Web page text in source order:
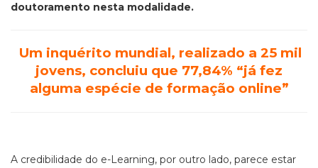
doutoramento nesta modalidade.
Um inquérito mundial, realizado a 25 mil
jovens, concluiu que 77,84% “já fez
alguma espécie de formação online”
A credibilidade do e-Learning, por outro lado, parece estar